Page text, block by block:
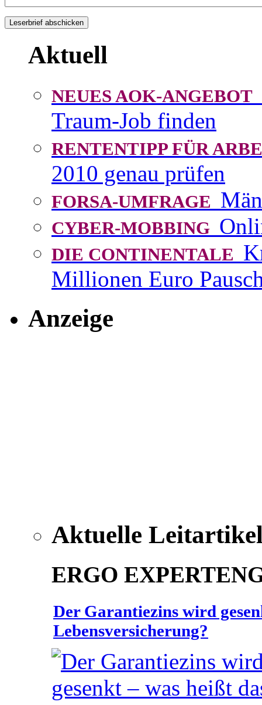
Aktuell
NEUES AOK-ANGEBOT
Traum-Job finden
RENTENTIPP FÜR
2010 genau prüfen
FORSA-UMFRAGE
CYBER-MOBBING
DIE CONTINENTALE
Millionen Euro
Anzeige
Aktuelle
ERGO
Der Garantiezins wird
Lebensversicherung?